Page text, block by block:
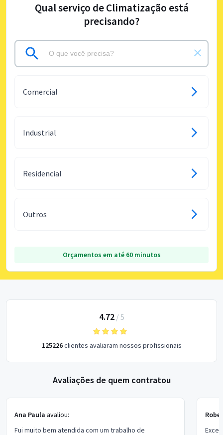
Qual serviço de Climatização está
precisando?
Comercial
Industrial
Residencial
Outros
Orçamentos em até 60 minutos
4.72/ 5
125226clientes avaliaram nossos profissionais
Avaliações de quem contratou
Ana Paula avaliou:
Fui muito bem atendida com um trabalho de